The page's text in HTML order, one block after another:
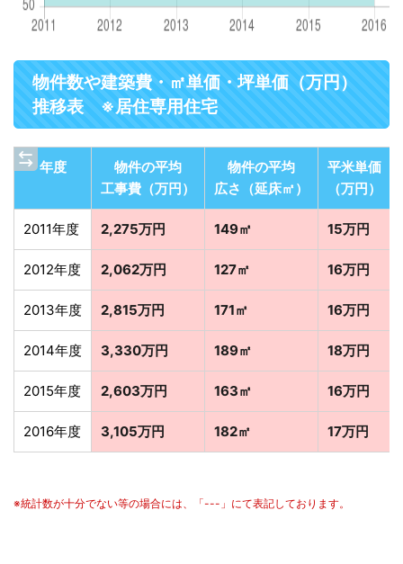
物件数や建築費・㎡単価・坪単価（万円）
推移表 ※居住専用住宅
年度
物件の平均
工事費（万円）
物件の平均
広さ（延床㎡）
平米単価
（万円）
2011年度 2,275万円 149㎡ 15万円
2012年度 2,062万円 127㎡ 16万円
2013年度 2,815万円 171㎡ 16万円
2014年度 3,330万円 189㎡ 18万円
2015年度 2,603万円 163㎡ 16万円
2016年度 3,105万円 182㎡ 17万円
※統計数が十分でない等の場合には、「---」にて表記しております。